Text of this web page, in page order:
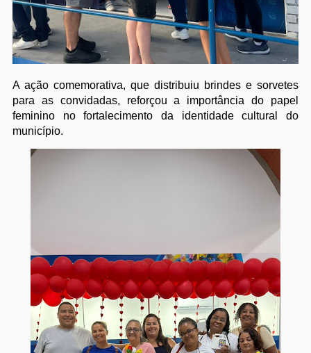
A ação comemorativa, que distribuiu brindes e sorvetes
para as convidadas, reforçou a importância do papel
feminino no fortalecimento da identidade cultural do
município.